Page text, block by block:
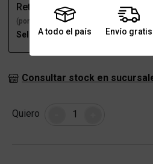
A todo el país Envío gratis
Retiro
(por una sucursal)
Seleccioná talle
Consultar stock en
Quiero Cantidad